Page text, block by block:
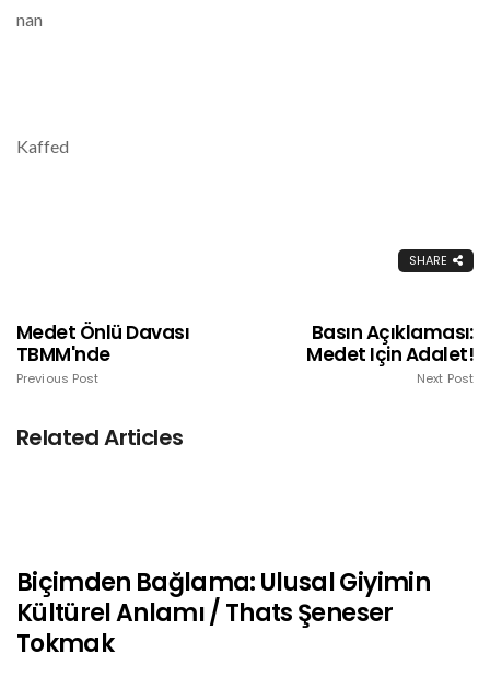
nan
Kaffed
SHARE
Medet Önlü Davası
TBMM'nde
Previous Post
Basın Açıklaması:
Medet Için Adalet!
Next Post
Related Articles
Biçimden Bağlama: Ulusal Giyimin
Kültürel Anlamı / Thats Şeneser
Tokmak